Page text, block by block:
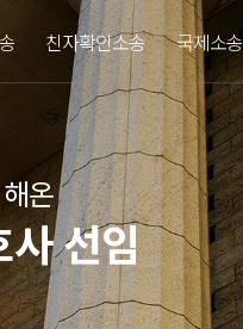
친자확인소송 국제소송
온
사 선임